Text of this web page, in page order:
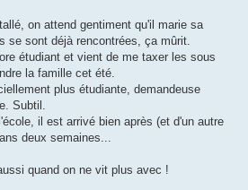
on attend gentiment qu'il marie sa
se sont déjà rencontrées, ça mûrit.
étudiant et vient de me taxer les sous
la famille cet été.
plus étudiante, demandeuse
Subtil.
il est arrivé bien après (et d'un autre
deux semaines...
quand on ne vit plus avec !